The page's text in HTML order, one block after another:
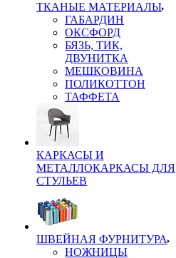
ТКАНЫЕ МАТЕРИАЛЫ
ГАБАРДИН
ОКСФОРД
БЯЗЬ, ТИК,
ДВУНИТКА
МЕШКОВИНА
ПОЛИКОТТОН
ТАФФЕТА
КАРКАСЫ И
МЕТАЛЛОКАРКАСЫ ДЛЯ
СТУЛЬЕВ
ШВЕЙНАЯ ФУРНИТУРА
НОЖНИЦЫ